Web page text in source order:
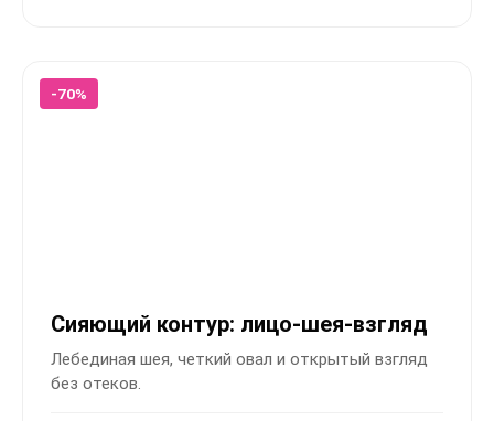
-70%
Сияющий контур: лицо-шея-взгляд
Лебединая шея, четкий овал и открытый взгляд
без отеков.